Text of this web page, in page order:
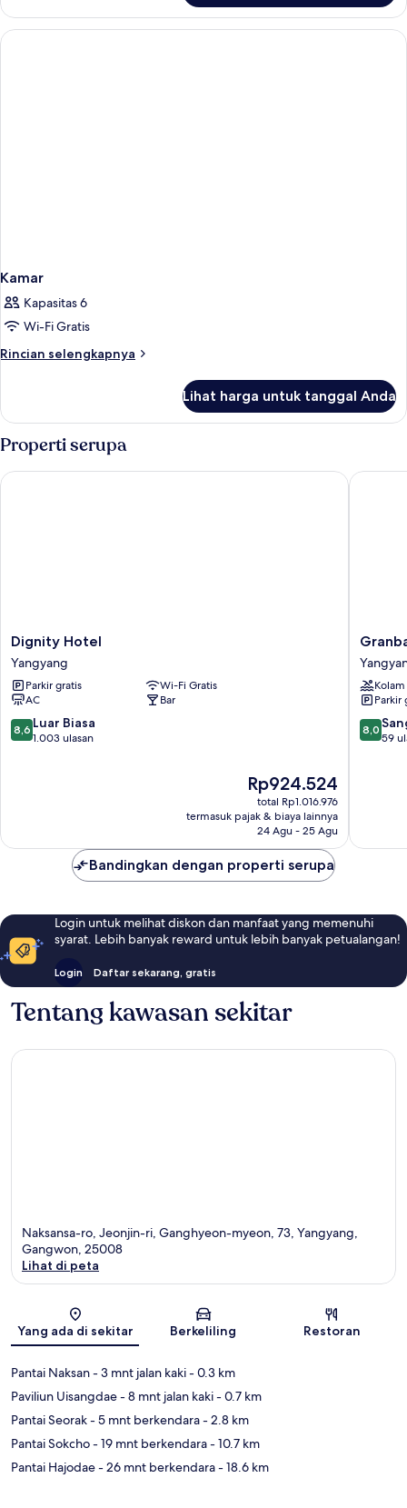
Kamar
Kamar
Kapasitas 6
Wi-Fi Gratis
Rincian selengkapnya
Rincian
Kamar
Lihat harga untuk tanggal Anda
Properti serupa
Dignity
Hotel
Yangyang
Dignity Hotel
Yangyang
Parkir gratis
Wi-Fi Gratis
AC
Bar
8.6
dari
8,6 Luar Biasa
1.003 ulasan
Harga
sekarang
Rp924.524
Rp924.524
total Rp1.016.976
termasuk pajak & biaya lainnya
24 Agu - 25 Agu
Dignity Hotel
Granbay
By
Parkir
8.0
dari
8,0
59
Bandingkan dengan properti serupa
Login untuk melihat diskon dan manfaat yang memenuhi
syarat. Lebih banyak reward untuk lebih banyak petualangan!
Login Daftar sekarang, gratis
Tentang kawasan sekitar
Naksansa-ro, Jeonjin-ri, Ganghyeon-myeon, 73, Yangyang,
Gangwon, 25008
Lihat di peta
Yang ada di sekitar Berkeliling Restoran
Pantai Naksan- 3 mnt jalan kaki- 0.3 km
Paviliun Uisangdae- 8 mnt jalan kaki- 0.7 km
Pantai Seorak- 5 mnt berkendara- 2.8 km
Pantai Sokcho- 19 mnt berkendara- 10.7 km
Pantai Hajodae- 26 mnt berkendara- 18.6 km